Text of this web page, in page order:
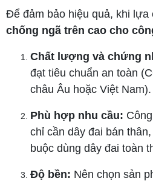
Để đảm bảo hiệu quả, khi lựa
chống ngã trên cao cho
Chất lượng và chứng
đạt tiêu chuẩn an toàn
châu Âu hoặc Việt Nam).
Phù hợp nhu cầu:
chỉ cần dây đai bán
buộc dùng dây đai toàn
Độ bền: Nên chọn sản